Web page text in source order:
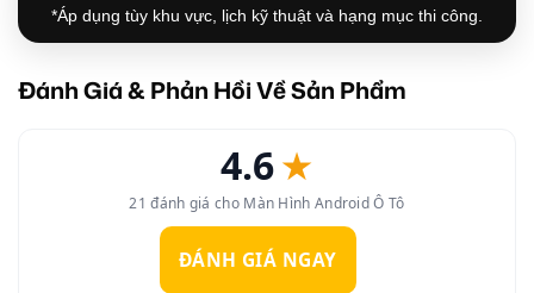
*Áp dụng tùy khu vực, lịch kỹ thuật và hạng mục thi công.
Đánh Giá & Phản Hồi Về Sản Phẩm
4.6★
21 đánh giá cho Màn Hình Android Ô Tô
ĐÁNH GIÁ NGAY